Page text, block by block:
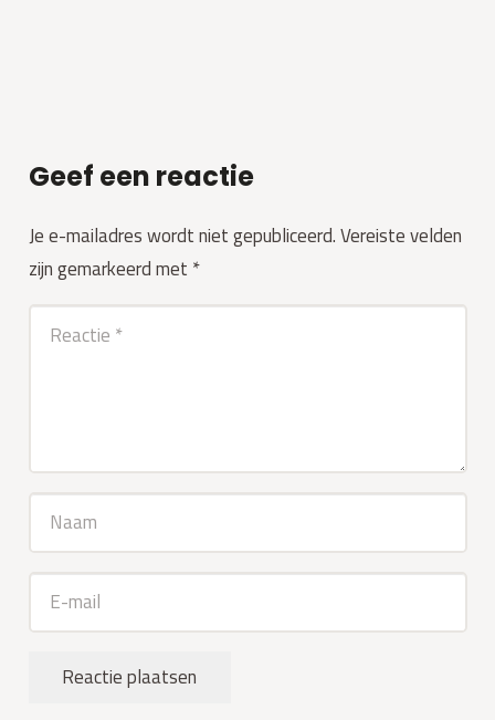
Geef een reactie
Je e-mailadres wordt niet gepubliceerd.Vereiste velden
zijn gemarkeerd met *
Reactie plaatsen